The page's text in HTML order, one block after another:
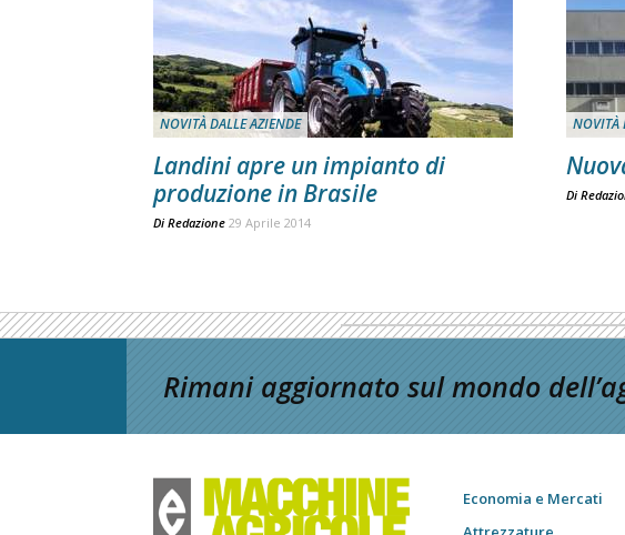
NOVITÀ DALLE AZIENDE
Landini apre un impianto di
produzione in Brasile
Di Redazione 29 Aprile 2014
NOVITÀ
Di
Rimani aggiornato sul mondo
Economia e Mercati